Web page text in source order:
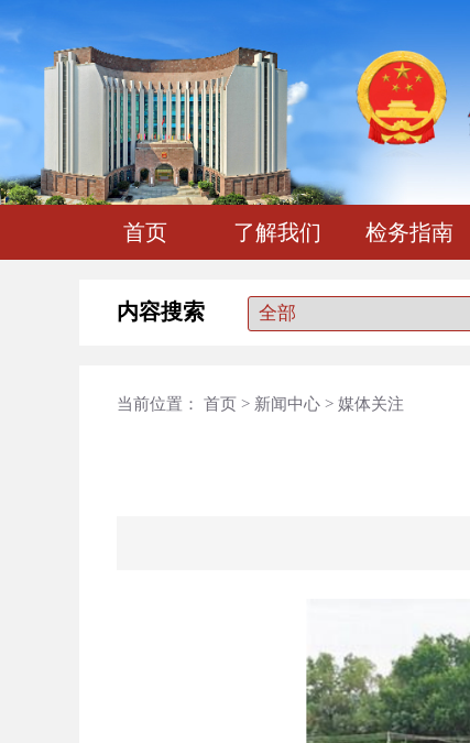
首页 了解我们 检务指南
内容搜索
当前位置： 首页 > 新闻中心 > 媒体关注